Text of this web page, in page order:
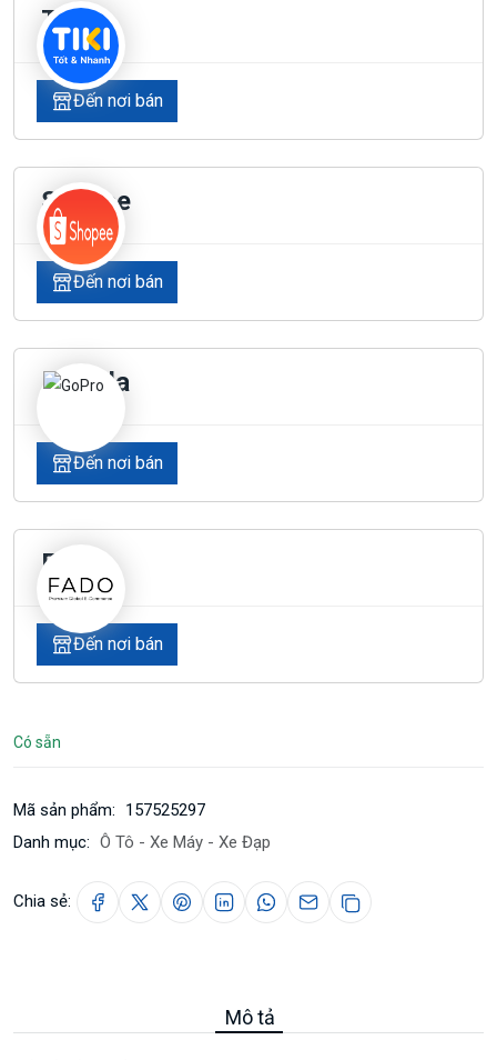
Tiki
Đến nơi bán
Shopee
Đến nơi bán
Lazada
Đến nơi bán
Fado
Đến nơi bán
Có sẵn
Mã sản phẩm:
157525297
Danh mục: Ô Tô - Xe Máy - Xe Đạp
Chia sẻ:
Mô tả